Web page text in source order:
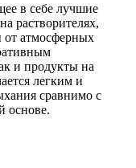
в себе лучшие
растворителях,
от атмосферных
и продукты на
легким и
сравнимо с
основе.